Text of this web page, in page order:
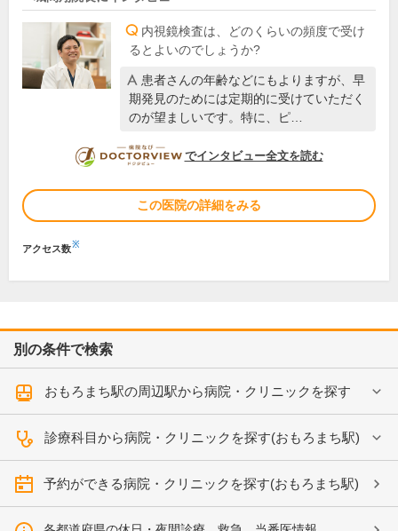
内視鏡検査は、どのくらいの頻度で受け
るとよいのでしょうか?
患者さんの年齢などにもよりますが、早
期発見のためには定期的に受けていただく
のが望ましいです。特に、ピ…
DOCTORVIEW
でインタビュー全文を読む
この医院の詳細をみる
アクセス数※
別の条件で検索
おもろまち駅の周辺駅から病院・クリニックを探す
診療科目から病院・クリニックを探す(おもろまち駅)
予約ができる病院・クリニックを探す(おもろまち駅)